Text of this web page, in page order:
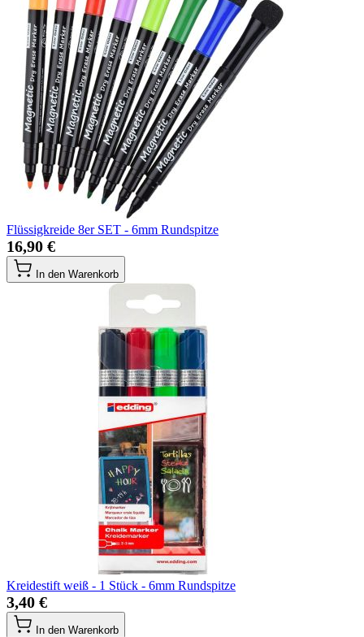
Flüssigkreide 8er SET - 6mm Rundspitze
16,90 €
In den Warenkorb
Kreidestift weiß - 1 Stück - 6mm Rundspitze
3,40 €
In den Warenkorb